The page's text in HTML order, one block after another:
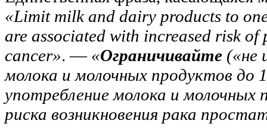
«Limit milk and dairy products to
are associated with increased risk
cancer». — «Ограничивайте («не
молока и молочных продуктов до
употребление молока и
риска возникновения рака